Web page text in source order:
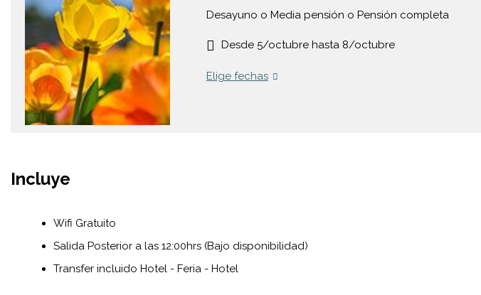
Desayuno o Media pensión o Pensión completa
Desde 5/octubre hasta 8/octubre
Elige fechas
Incluye
Wifi Gratuito
Salida Posterior a las 12:00hrs (Bajo disponibilidad)
Transfer incluido Hotel - Feria - Hotel